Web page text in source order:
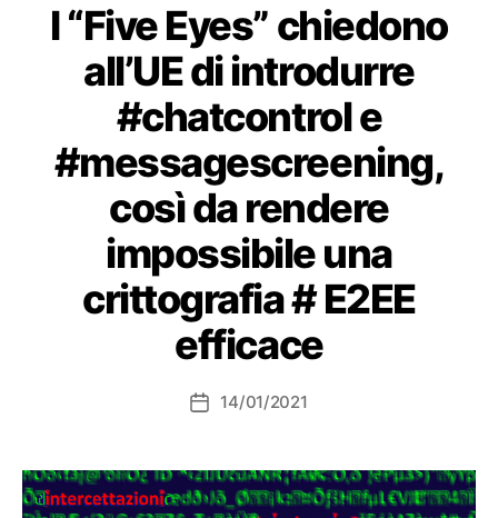
I “Five Eyes” chiedono
all’UE di introdurre
#chatcontrol e
#messagescreening,
così da rendere
impossibile una
crittografia # E2EE
efficace
Data14/01/2021